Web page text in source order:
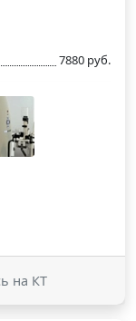
7880 руб.
на КТ